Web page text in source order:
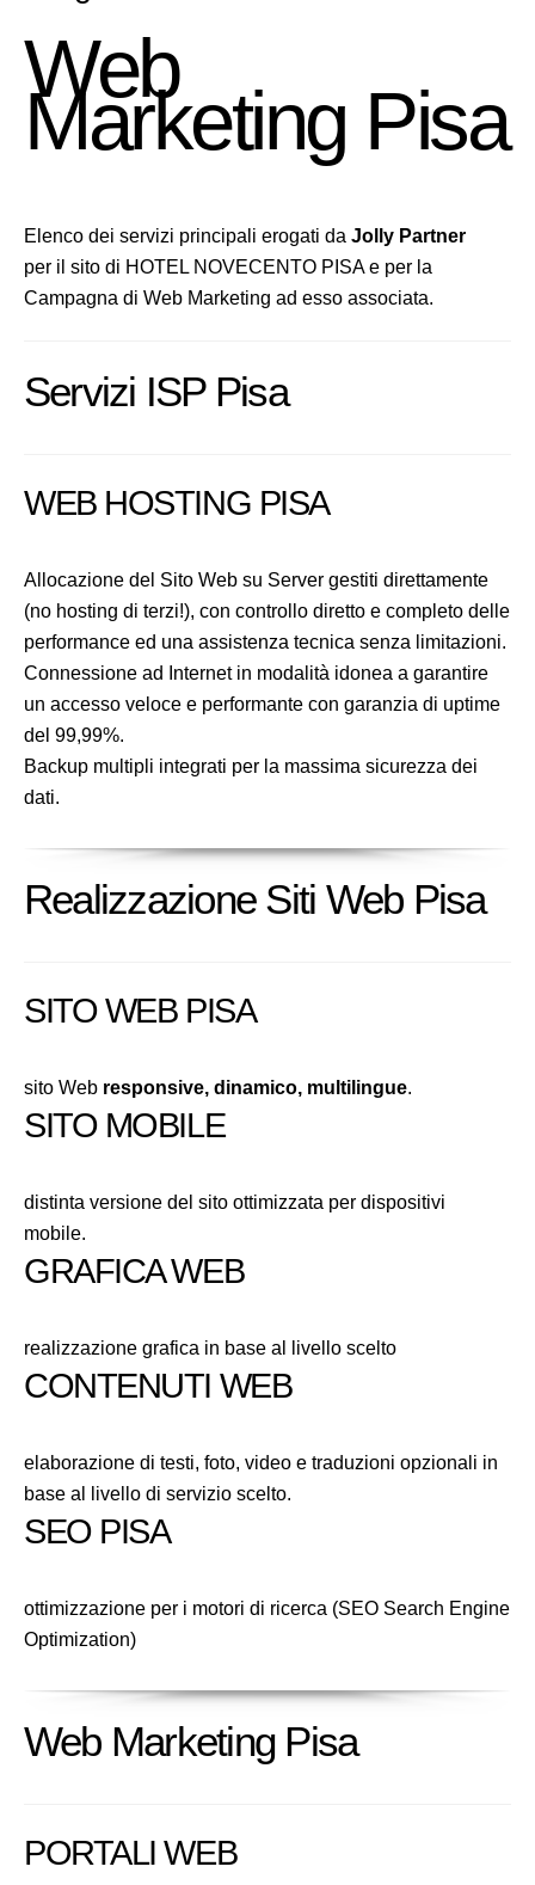
Web
Marketing Pisa
Elenco dei servizi principali erogati da Jolly Partner
per il sito di HOTEL NOVECENTO PISA e per la
Campagna di Web Marketing ad esso associata.
Servizi ISP Pisa
WEB HOSTING PISA
Allocazione del Sito Web su Server gestiti direttamente
(no hosting di terzi!), con controllo diretto e completo delle
performance ed una assistenza tecnica senza limitazioni.
Connessione ad Internet in modalità idonea a garantire
un accesso veloce e performante con garanzia di uptime
del 99,99%.
Backup multipli integrati per la massima sicurezza dei
dati.
Realizzazione Siti Web Pisa
SITO WEB PISA
sito Web responsive, dinamico, multilingue.
SITO MOBILE
distinta versione del sito ottimizzata per dispositivi
mobile.
GRAFICA WEB
realizzazione grafica in base al livello scelto
CONTENUTI WEB
elaborazione di testi, foto, video e traduzioni opzionali in
base al livello di servizio scelto.
SEO PISA
ottimizzazione per i motori di ricerca (SEO Search Engine
Optimization)
Web Marketing Pisa
PORTALI WEB